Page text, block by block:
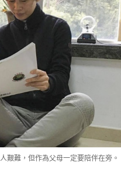
艱難，但作為父母一定要陪伴在旁。